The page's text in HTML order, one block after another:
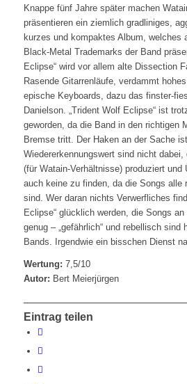
Knappe fünf Jahre später machen
präsentieren ein ziemlich gradliniges,
kurzes und kompaktes Album, welches
Black-Metal Trademarks der Band
Eclipse“ wird vor allem alte Dissection
Rasende Gitarrenläufe, verdammt
epische Keyboards, dazu das finster-
Danielson. „Trident Wolf Eclipse“ ist
geworden, da die Band in den richtigen
Bremse tritt. Der Haken an der Sache
Wiedererkennungswert sind nicht
(für Watain-Verhältnisse) produziert und
auch keine zu finden, da die Songs alle
sind. Wer daran nichts Verwerfliches
Eclipse“ glücklich werden, die Songs
genug – „gefährlich“ und rebellisch sind
Bands. Irgendwie ein bisschen Dienst
Wertung: 7,5/10
Autor: Bert Meierjürgen
Eintrag teilen